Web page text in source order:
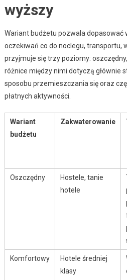
wyższy
Wariant budżetu pozwala dopasować
oczekiwań co do noclegu, transportu,
przyjmuje się trzy poziomy:
różnice między nimi dotyczą głównie
sposobu przemieszczania się oraz
płatnych aktywności.
Wariant
budżetu
Zakwaterowanie
Oszczędny
Hostele, tanie
hotele
Komfortowy
Hotele średniej
klasy